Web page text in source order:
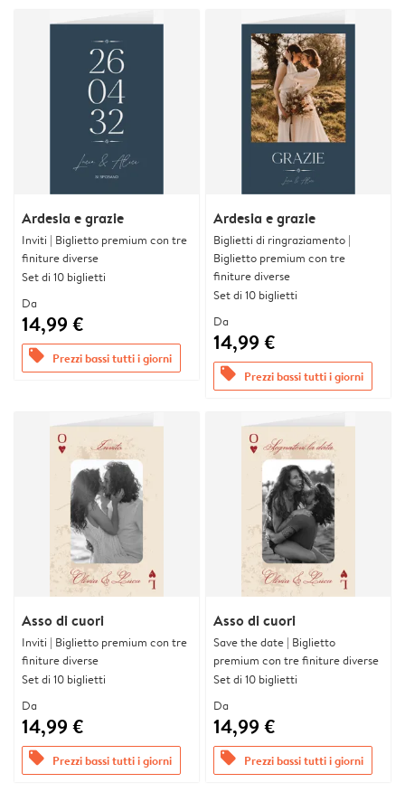
Ardesia e grazie
Inviti | Biglietto premium con tre
finiture diverse
Set di 10 biglietti
Da
14,99 €
offers Prezzi bassi tutti i giorni
Ardesia e grazie
Biglietti di ringraziamento |
Biglietto premium con tre
finiture diverse
Set di 10 biglietti
Da
14,99 €
offers Prezzi bassi tutti i giorni
Asso di cuori
Inviti | Biglietto premium con tre
finiture diverse
Set di 10 biglietti
Da
14,99 €
offers Prezzi bassi tutti i giorni
Asso di cuori
Save the date | Biglietto
premium con tre finiture diverse
Set di 10 biglietti
Da
14,99 €
offers Prezzi bassi tutti i giorni